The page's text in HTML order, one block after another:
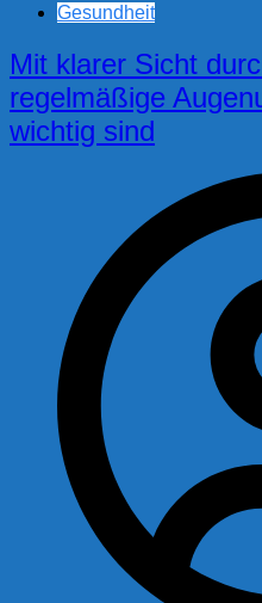
Gesundheit
Mit klarer Sicht
regelmäßige
wichtig sind